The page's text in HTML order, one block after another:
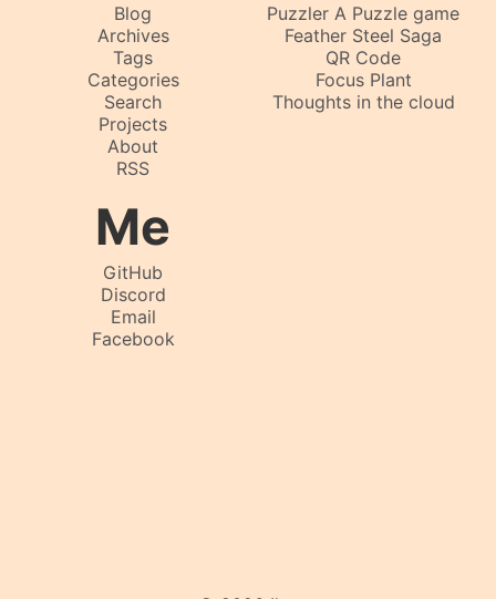
Blog
Archives
Tags
Categories
Search
Projects
About
RSS
Puzzler A Puzzle game
Feather Steel Saga
QR Code
Focus Plant
Thoughts in the cloud
Me
GitHub
Discord
Email
Facebook